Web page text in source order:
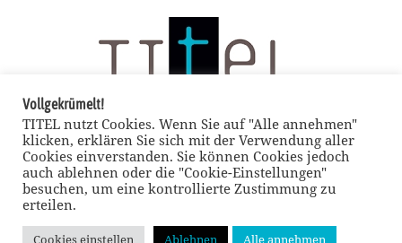
Vollgekrümelt!
TITEL nutzt Cookies. Wenn Sie auf "Alle annehmen"
klicken, erklären Sie sich mit der Verwendung aller
Cookies einverstanden. Sie können Cookies jedoch
auch ablehnen oder die "Cookie-Einstellungen"
besuchen, um eine kontrollierte Zustimmung zu
erteilen.
Cookies einstellen Ablehnen Alle annehmen